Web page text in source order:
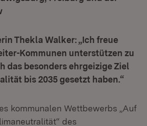
Thekla Walker: „Ich freue
Kommunen unterstützen zu
das besonders ehrgeizige Ziel
bis 2035 gesetzt haben.“
kommunalen Wettbewerbs „Auf
des